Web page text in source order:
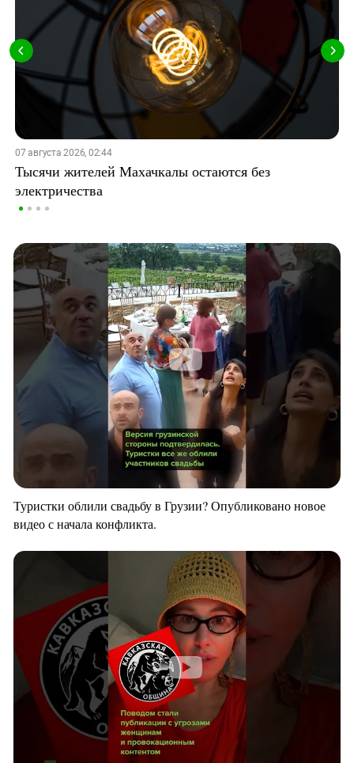
07 августа 2026, 02:44
Тысячи жителей Махачкалы остаются без
электричества
Туристки облили свадьбу в Грузии? Опубликовано новое
видео с начала конфликта.